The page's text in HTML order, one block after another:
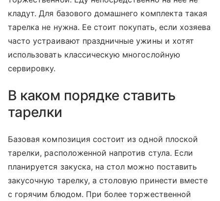
кладут. Для базового домашнего комплекта такая
тарелка не нужна. Ее стоит покупать, если хозяева
часто устраивают праздничные ужины и хотят
использовать классическую многослойную
сервировку.
В каком порядке ставить
тарелки
Базовая композиция состоит из одной плоской
тарелки, расположенной напротив стула. Если
планируется закуска, на стол можно поставить
закусочную тарелку, а столовую принести вместе
с горячим блюдом. При более торжественной